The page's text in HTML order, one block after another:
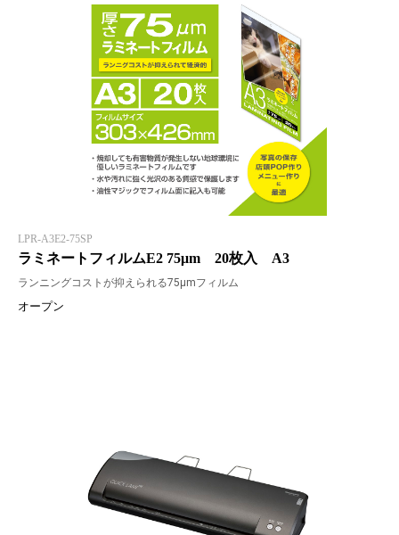
LPR-A3E2-75SP
ラミネートフィルムE2 75μm 20枚入 A3
ランニングコストが抑えられる75μmフィルム
オープン